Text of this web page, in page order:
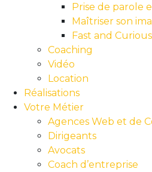
Prise de parole
Maîtriser son
Fast and Curious
Coaching
Vidéo
Location
Réalisations
Votre Métier
Agences Web et de
Dirigeants
Avocats
Coach d’entreprise